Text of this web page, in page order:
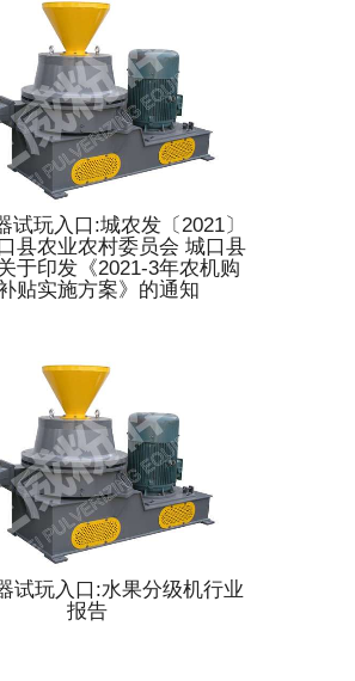
试玩入口:城农发〔2021〕
县农业农村委员会 城口县
于印发《2021-3年农机购
贴实施方案》的通知
试玩入口:水果分级机行业
报告